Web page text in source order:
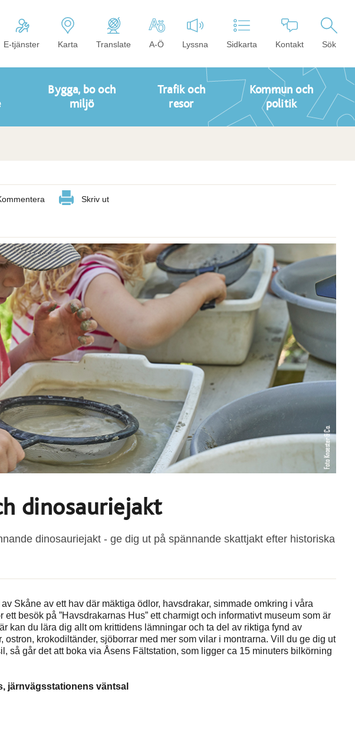
E-tjänster Karta Translate A-Ö Lyssna Sidkarta Kontakt Sök
Bygga, bo och
miljö
Trafik och
resor
Kommun och
politik
Skriv ut
dinosauriejakt
dinosauriejakt - ge dig ut på spännande skattjakt efter historiska
Skåne av ett hav där mäktiga ödlor, havsdrakar, simmade omkring i våra
ett besök på ”Havsdrakarnas Hus” ett charmigt och informativt museum som är
kan du lära dig allt om krittidens lämningar och ta del av riktiga fynd av
ostron, krokodiltänder, sjöborrar med mer som vilar i montrarna. Vill du ge dig ut
så går det att boka via Åsens Fältstation, som ligger ca 15 minuters bilkörning
järnvägsstationens väntsal